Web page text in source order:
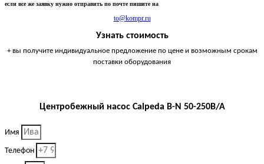
если все же заявку нужно отправить по почте пишите на
to@kompr.ru
Узнать стоимость
+ вы получите индивидуальное предложение по цене и возможным срокам
поставки оборудования
Центробежный насос Calpeda B-N 50-250B/A
Имя
Телефон